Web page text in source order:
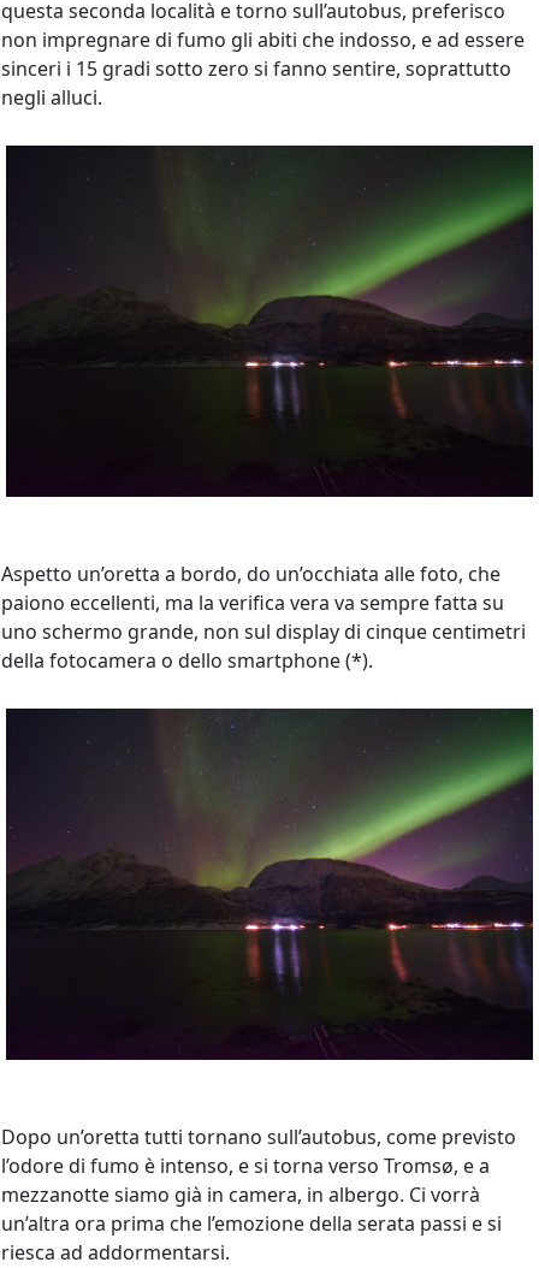
questa seconda località e torno sull’autobus, preferisco
non impregnare di fumo gli abiti che indosso, e ad essere
sinceri i 15 gradi sotto zero si fanno sentire, soprattutto
negli alluci.
Aspetto un’oretta a bordo, do un’occhiata alle foto, che
paiono eccellenti, ma la verifica vera va sempre fatta su
uno schermo grande, non sul display di cinque centimetri
della fotocamera o dello smartphone (*).
Dopo un’oretta tutti tornano sull’autobus, come previsto
l’odore di fumo è intenso, e si torna verso Tromsø, e a
mezzanotte siamo già in camera, in albergo. Ci vorrà
un’altra ora prima che l’emozione della serata passi e si
riesca ad addormentarsi.